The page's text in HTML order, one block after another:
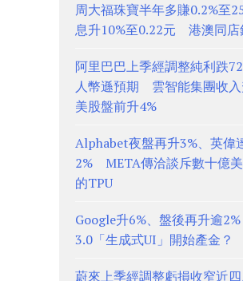
周大福珠寶半年多賺0.2%至
息升10%至0.22元 港澳同店
阿里巴巴上季經調整純利跌
人幣遜預期 雲智能集團收
美股盤前升4%
Alphabet夜盤再升3%、英偉
2% META傳洽談斥數十億
的TPU
Google升6%、盤後再升逾
3.0「生成式UI」開始產金？
蔚來上季經調整虧損收窄近